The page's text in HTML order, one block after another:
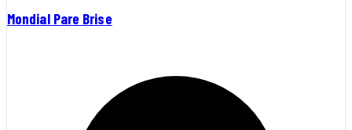
Mondial Pare Brise